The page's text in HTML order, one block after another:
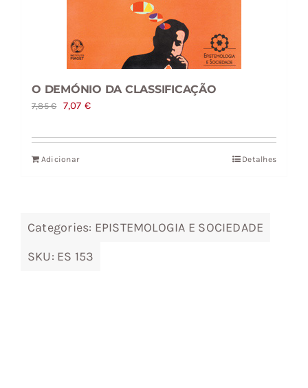
O DEMÓNIO DA CLASSIFICAÇÃO
7,85€
O
original
era:
7,07 €O
atual
Adicionar Detalhes
Categories: EPISTEMOLOGIA E SOCIEDADE
SKU: ES 153